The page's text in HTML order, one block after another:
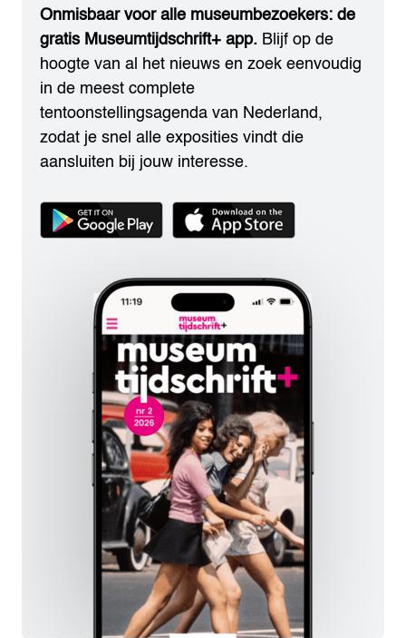
Onmisbaar voor alle museumbezoekers: de
gratis Museumtijdschrift+ app. Blijf op de
hoogte van al het nieuws en zoek eenvoudig
in de meest complete
tentoonstellingsagenda van Nederland,
zodat je snel alle exposities vindt die
aansluiten bij jouw interesse.